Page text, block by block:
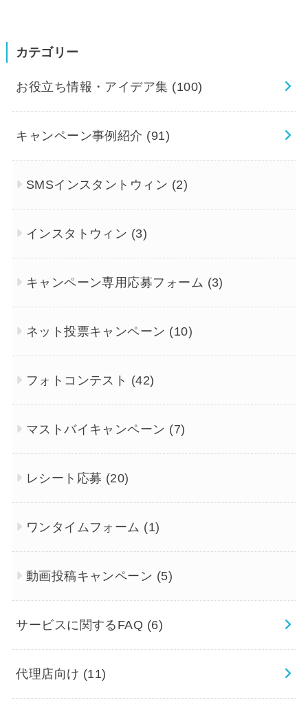
カテゴリー
お役立ち情報・アイデア集 (100)
キャンペーン事例紹介 (91)
SMSインスタントウィン (2)
インスタトウィン (3)
キャンペーン専用応募フォーム (3)
ネット投票キャンペーン (10)
フォトコンテスト (42)
マストバイキャンペーン (7)
レシート応募 (20)
ワンタイムフォーム (1)
動画投稿キャンペーン (5)
サービスに関するFAQ (6)
代理店向け (11)